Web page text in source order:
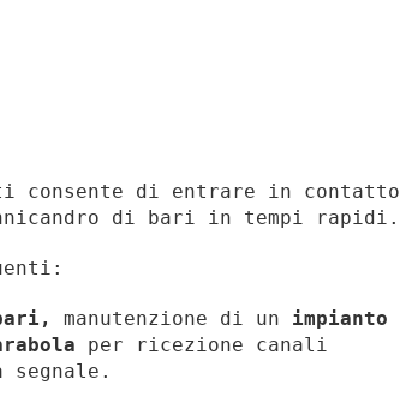
consente di entrare in contatto
di bari in tempi rapidi.
manutenzione di un impianto
per ricezione canali
segnale.